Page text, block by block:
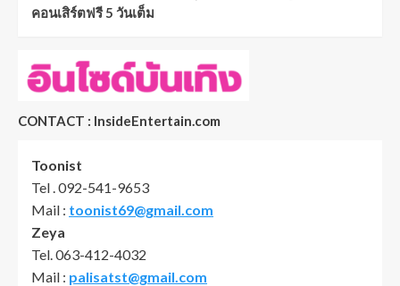
คอนเสิร์ตฟรี 5 วันเต็ม
CONTACT : InsideEntertain.com
Toonist
Tel . 092-541-9653
Mail : toonist69@gmail.com
Zeya
Tel. 063-412-4032
Mail : palisatst@gmail.com